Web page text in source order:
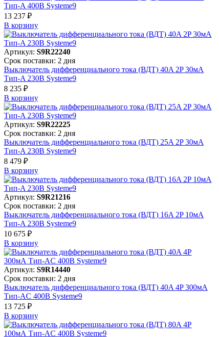
Тип-A 400В Systeme9
13 237 ₽
В корзинy
Артикул: S9R22240
Срок поставки: 2 дня
Выключатель дифференциального тока (ВДТ) 40A 2P 30мА
Тип-A 230В Systeme9
8 235 ₽
В корзинy
Артикул: S9R22225
Срок поставки: 2 дня
Выключатель дифференциального тока (ВДТ) 25A 2P 30мА
Тип-A 230В Systeme9
8 479 ₽
В корзинy
Артикул: S9R21216
Срок поставки: 2 дня
Выключатель дифференциального тока (ВДТ) 16A 2P 10мА
Тип-A 230В Systeme9
10 675 ₽
В корзинy
Артикул: S9R14440
Срок поставки: 2 дня
Выключатель дифференциального тока (ВДТ) 40A 4P 300мА
Тип-AC 400В Systeme9
13 725 ₽
В корзинy